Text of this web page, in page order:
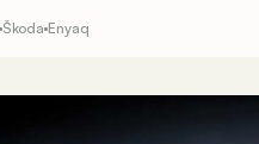
Škoda Enyaq